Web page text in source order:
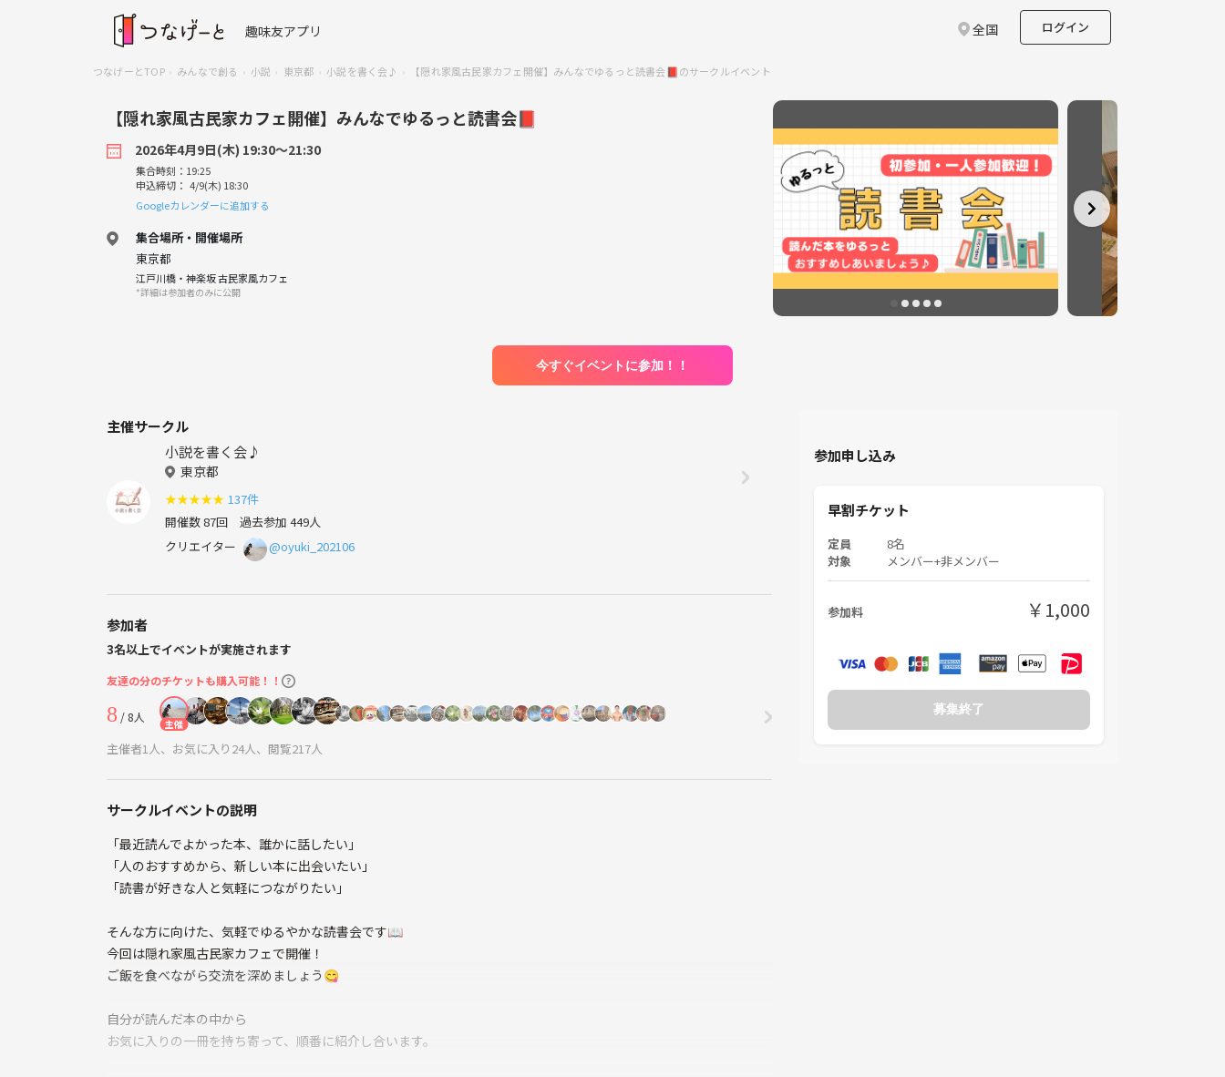
趣味友アプリ 全国 ログイン
つなげーとTOP みんなで創る 小説 東京都 小説を書く会♪ 【隠れ家風古民家カフェ開催】みんなでゆるっと読書会📕のサークルイベント
【隠れ家風古民家カフェ開催】みんなでゆるっと読書会📕
2026年4月9日(木) 19:30〜21:30
集合時刻：19:25
申込締切： 4/9(木) 18:30
Googleカレンダーに追加する
集合場所・開催場所
東京都
江戸川橋・神楽坂 古民家風カフェ
*詳細は参加者のみに公開
今すぐイベントに参加！！
主催サークル
小説を書く会♪
東京都
★★★★★ 137件
開催数 87回 過去参加 449人
クリエイター
@oyuki_202106
参加者
3名以上でイベントが実施されます
友達の分のチケットも購入可能！！
8 / 8人 主催
主催者1人、お気に入り24人、閲覧217人
サークルイベントの説明
「最近読んでよかった本、誰かに話したい」
「人のおすすめから、新しい本に出会いたい」
「読書が好きな人と気軽につながりたい」
そんな方に向けた、気軽でゆるやかな読書会です📖
今回は隠れ家風古民家カフェで開催！
ご飯を食べながら交流を深めましょう😋
自分が読んだ本の中から
お気に入りの一冊を持ち寄って、順番に紹介し合います。
参加申し込み
早割チケット
定員 8名
対象 メンバー+非メンバー
参加料 ￥1,000
募集終了